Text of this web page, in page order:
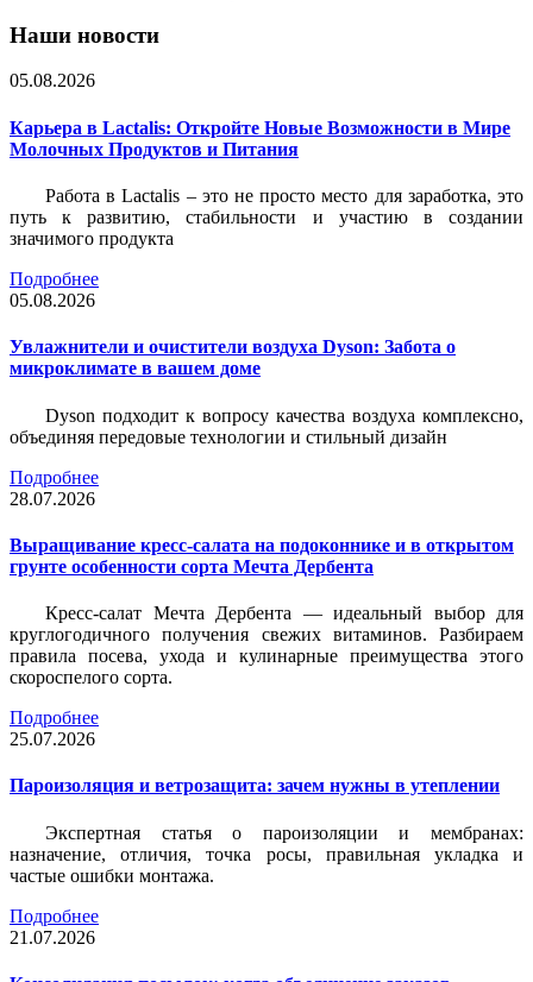
Наши новости
05.08.2026
Карьера в Lactalis: Откройте Новые Возможности в Мире
Молочных Продуктов и Питания
Работа в Lactalis – это не просто место для заработка, это
путь к развитию, стабильности и участию в создании
значимого продукта
Подробнее
05.08.2026
Увлажнители и очистители воздуха Dyson: Забота о
микроклимате в вашем доме
Dyson подходит к вопросу качества воздуха комплексно,
объединяя передовые технологии и стильный дизайн
Подробнее
28.07.2026
Выращивание кресс-салата на подоконнике и в открытом
грунте особенности сорта Мечта Дербента
Кресс-салат Мечта Дербента — идеальный выбор для
круглогодичного получения свежих витаминов. Разбираем
правила посева, ухода и кулинарные преимущества этого
скороспелого сорта.
Подробнее
25.07.2026
Пароизоляция и ветрозащита: зачем нужны в утеплении
Экспертная статья о пароизоляции и мембранах:
назначение, отличия, точка росы, правильная укладка и
частые ошибки монтажа.
Подробнее
21.07.2026